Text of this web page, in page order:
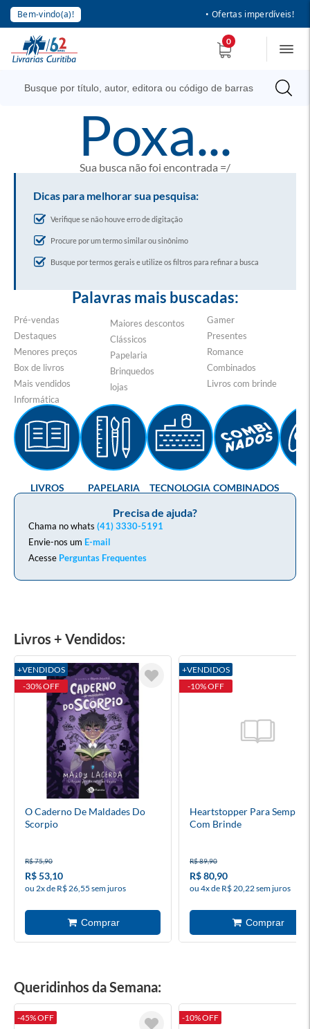
Bem-vindo(a)! • Ofertas imperdíveis!
0
poxa...
Sua busca não foi encontrada =/
Dicas para melhorar sua pesquisa:
Verifique se não houve erro de digitação
Procure por um termo similar ou sinônimo
Busque por termos gerais e utilize os filtros para refinar a busca
Palavras mais buscadas:
Pré-vendas
Destaques
Menores preços
Box de livros
Mais vendidos
Informática
Maiores descontos
Clássicos
Papelaria
Brinquedos
lojas
Gamer
Presentes
Romance
Combinados
Livros com brinde
Precisa de ajuda?
Chama no whats (41) 3330-5191
Envie-nos um E-mail
Acesse Perguntas Frequentes
LIVROS PAPELARIA TECNOLOGIA COMBINADOS
Livros + Vendidos:
+VENDIDOS
-30% OFF
O Caderno De Maldades Do
Scorpio
R$ 75,90
R$ 53,10
ou 2x de R$ 26,55 sem juros
+VENDIDOS
-10% OFF
Heartstopper Para Sempre
Com Brinde
R$ 89,90
R$ 80,90
ou 4x de R$ 20,22 sem juros
Queridinhos da Semana:
-45% OFF -10% OFF